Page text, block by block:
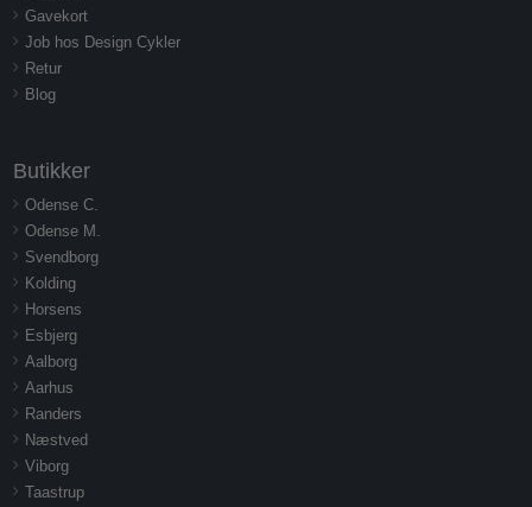
Gavekort
Job hos Design Cykler
Retur
Blog
Butikker
Odense C.
Odense M.
Svendborg
Kolding
Horsens
Esbjerg
Aalborg
Aarhus
Randers
Næstved
Viborg
Taastrup